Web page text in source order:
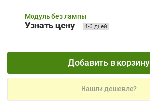
Модуль без лампы
Узнать цену 4-6 дней
Добавить в корзину
Нашли дешевле?